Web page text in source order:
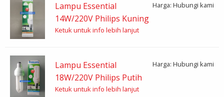
Lampu Essential
14W/220V Philips Kuning
Harga: Hubungi kami
Ketuk untuk info lebih lanjut
Lampu Essential
18W/220V Philips Putih
Harga: Hubungi kami
Ketuk untuk info lebih lanjut